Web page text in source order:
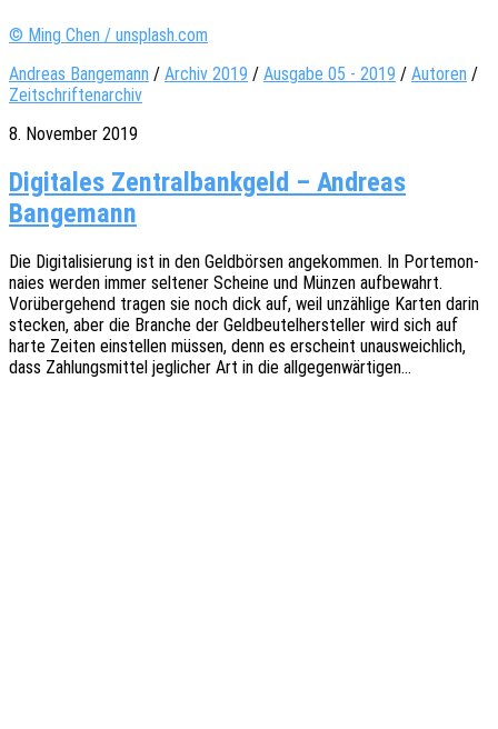
© Ming Chen / unsplash.com
Andreas Bangemann / Archiv 2019 / Ausgabe 05 - 2019 / Autoren /
Zeitschriftenarchiv
8. November 2019
Digitales Zentralbankgeld – Andreas
Bangemann
Die Digi­ta­li­sie­rung ist in den Geld­bör­sen ange­kom­men. In Porte­mon­
naies werden immer selte­ner Schei­ne und Münzen aufbe­wahrt.
Vorüber­ge­hend tragen sie noch dick auf, weil unzäh­li­ge Karten darin
stecken, aber die Bran­che der Geld­beu­tel­her­stel­ler wird sich auf
harte Zeiten einstel­len müssen, denn es erscheint unaus­weich­lich,
dass Zahlungs­mit­tel jegli­cher Art in die allgegenwärtigen…